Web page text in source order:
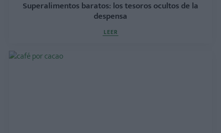
Superalimentos baratos: los tesoros ocultos de la
despensa
LEER